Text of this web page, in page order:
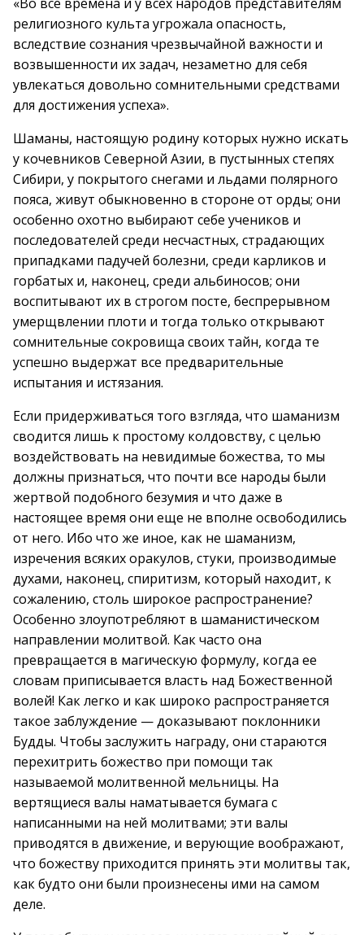
религиозного культа угрожала опасность,
вследствие сознания чрезвычайной важности и
возвышенности их задач, незаметно для себя
увлекаться довольно сомнительными средствами
для достижения успеха».
Шаманы, настоящую родину которых нужно искать
у кочевников Северной Азии, в пустынных степях
Сибири, у покрытого снегами и льдами полярного
пояса, живут обыкновенно в стороне от орды; они
особенно охотно выбирают себе учеников и
последователей среди несчастных, страдающих
припадками падучей болезни, среди карликов и
горбатых и, наконец, среди альбиносов; они
воспитывают их в строгом посте, беспрерывном
умерщвлении плоти и тогда только открывают
сомнительные сокровища своих тайн, когда те
успешно выдержат все предварительные
испытания и истязания.
Если придерживаться того взгляда, что шаманизм
сводится лишь к простому колдовству, с целью
воздействовать на невидимые божества, то мы
должны признаться, что почти все народы были
жертвой подобного безумия и что даже в
настоящее время они еще не вполне освободились
от него. Ибо что же иное, как не шаманизм,
изречения всяких оракулов, стуки, производимые
духами, наконец, спиритизм, который находит, к
сожалению, столь широкое распространение?
Особенно злоупотребляют в шаманистическом
направлении молитвой. Как часто она
превращается в магическую формулу, когда ее
словам приписывается власть над Божественной
волей! Как легко и как широко распространяется
такое заблуждение — доказывают поклонники
Будды. Чтобы заслужить награду, они стараются
перехитрить божество при помощи так
называемой молитвенной мельницы. На
вертящиеся валы наматывается бумага с
написанными на ней молитвами; эти валы
приводятся в движение, и верующие воображают,
что божеству приходится принять эти молитвы так,
как будто они были произнесены ими на самом
деле.